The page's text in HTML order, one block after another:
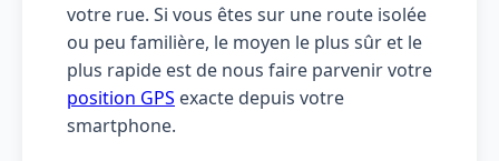
votre rue. Si vous êtes sur une route isolée
ou peu familière, le moyen le plus sûr et le
plus rapide est de nous faire parvenir votre
position GPS exacte depuis votre
smartphone.